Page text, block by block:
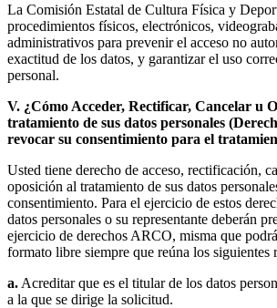
La Comisión Estatal de Cultura Física y
procedimientos físicos, electrónicos,
administrativos para prevenir el acceso no
exactitud de los datos, y garantizar el uso
personal.
V. ¿Cómo Acceder, Rectificar, Cancelar u
tratamiento de sus datos personales
revocar su consentimiento para el
Usted tiene derecho de acceso, rectificación,
oposición al tratamiento de sus datos
consentimiento. Para el ejercicio de estos
datos personales o su representante deberán
ejercicio de derechos ARCO, misma que
formato libre siempre que reúna los siguientes
a. Acreditar que es el titular de los datos
a la que se dirige la solicitud.